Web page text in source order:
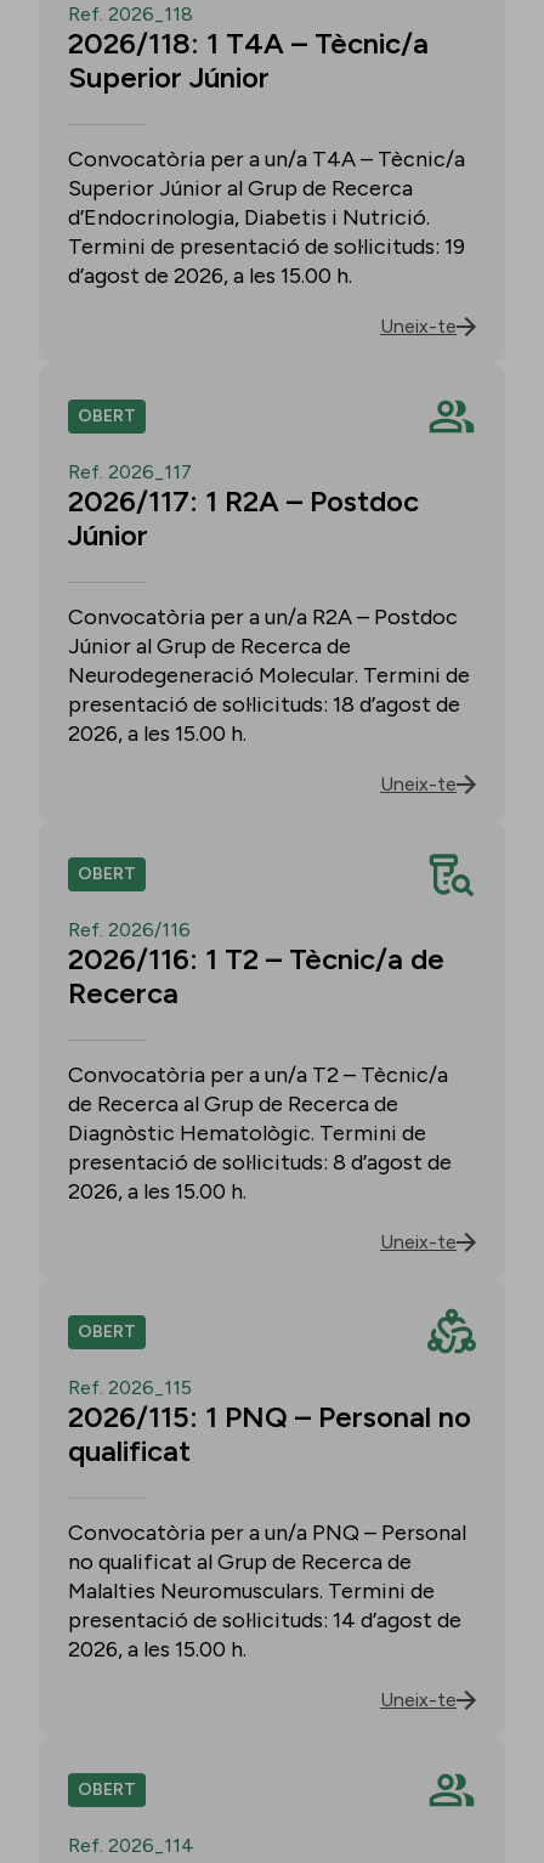
Ref. 2026_118
2026/118: 1 T4A – Tècnic/a
Superior Júnior
Convocatòria per a un/a T4A – Tècnic/a
Superior Júnior al Grup de Recerca
d’Endocrinologia, Diabetis i Nutrició.
Termini de presentació de sol·licituds: 19
d’agost de 2026, a les 15.00 h.
Uneix-te
OBERT
Ref. 2026_117
2026/117: 1 R2A – Postdoc
Júnior
Convocatòria per a un/a R2A – Postdoc
Júnior al Grup de Recerca de
Neurodegeneració Molecular. Termini de
presentació de sol·licituds: 18 d’agost de
2026, a les 15.00 h.
Uneix-te
OBERT
Ref. 2026/116
2026/116: 1 T2 – Tècnic/a de
Recerca
Convocatòria per a un/a T2 – Tècnic/a
de Recerca al Grup de Recerca de
Diagnòstic Hematològic. Termini de
presentació de sol·licituds: 8 d’agost de
2026, a les 15.00 h.
Uneix-te
OBERT
Ref. 2026_115
2026/115: 1 PNQ – Personal no
qualificat
Convocatòria per a un/a PNQ – Personal
no qualificat al Grup de Recerca de
Malalties Neuromusculars. Termini de
presentació de sol·licituds: 14 d’agost de
2026, a les 15.00 h.
Uneix-te
OBERT
Ref. 2026_114